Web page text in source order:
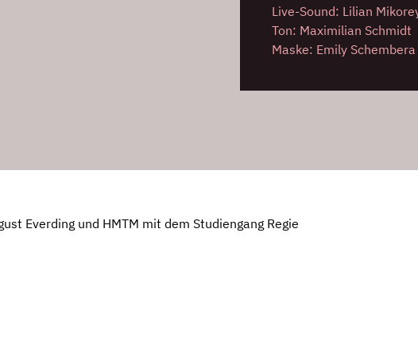
Live-Sound: Lilian
Ton: Maximilian Schmidt
Maske: Emily Schembera
Everding und HMTM mit dem Studiengang Regie